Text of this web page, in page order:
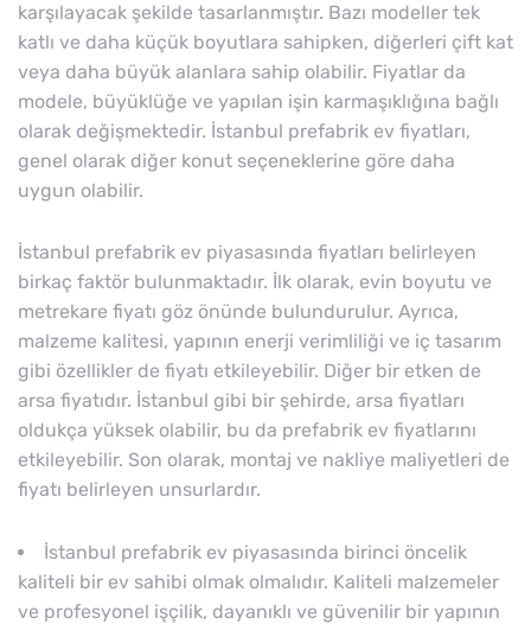
karşılayacak şekilde tasarlanmıştır. Bazı modeller tek
katlı ve daha küçük boyutlara sahipken, diğerleri çift kat
veya daha büyük alanlara sahip olabilir. Fiyatlar da
modele, büyüklüğe ve yapılan işin karmaşıklığına bağlı
olarak değişmektedir. İstanbul prefabrik ev fiyatları,
genel olarak diğer konut seçeneklerine göre daha
uygun olabilir.
İstanbul prefabrik ev piyasasında fiyatları belirleyen
birkaç faktör bulunmaktadır. İlk olarak, evin boyutu ve
metrekare fiyatı göz önünde bulundurulur. Ayrıca,
malzeme kalitesi, yapının enerji verimliliği ve iç tasarım
gibi özellikler de fiyatı etkileyebilir. Diğer bir etken de
arsa fiyatıdır. İstanbul gibi bir şehirde, arsa fiyatları
oldukça yüksek olabilir, bu da prefabrik ev fiyatlarını
etkileyebilir. Son olarak, montaj ve nakliye maliyetleri de
fiyatı belirleyen unsurlardır.
İstanbul prefabrik ev piyasasında birinci öncelik
kaliteli bir ev sahibi olmak olmalıdır. Kaliteli malzemeler
ve profesyonel işçilik, dayanıklı ve güvenilir bir yapının